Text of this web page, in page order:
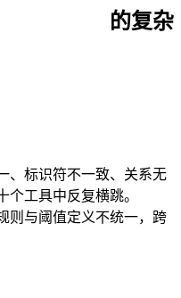
的复杂
、标识符不一致、关系无
个工具中反复横跳。
则与阈值定义不统一，跨